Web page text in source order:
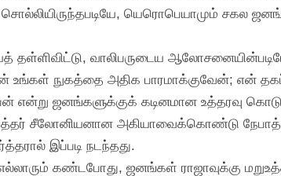
யெரொபெயாமும் சகல
வாலிபருடைய
உங்கள் நுகத்தை அதிக பாரமாக்குவேன்; என்
என்று ஜனங்களுக்குக் கடினமான உத்தரவு
சீலோனியனான அகியாவைக்கொண்டு
இப்படி நடந்தது.
கண்டபோது, ஜனங்கள் ராஜாவுக்கு